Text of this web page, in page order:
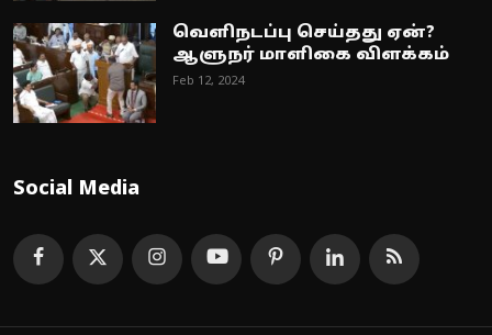
வெளிநடப்பு செய்தது ஏன்?
ஆளுநர் மாளிகை விளக்கம்
Feb 12, 2024
Social Media